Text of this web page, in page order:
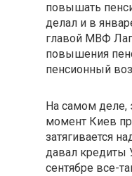
повышать
делал и в
главой МВФ
повышения
пенсионный
На самом деле,
момент Киев
затягивается
давал кредиты
сентябре все-